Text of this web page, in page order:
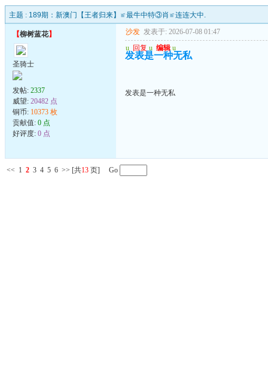
主题 : 189期：新澳门【王者归来】≌最牛中特③肖≌连连大中.
【柳树蓝花】
圣骑士
发帖: 2337
威望: 20482 点
铜币: 10373 枚
贡献值: 0 点
好评度: 0 点
沙发 发表于: 2026-07-08 01:47
u 回复 u 编辑 u
发表是一种无私
发表是一种无私
<< 1 2 3 4 5 6 >> [共13 页] Go